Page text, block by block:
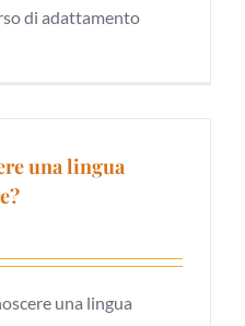
di adattamento
una lingua
una lingua